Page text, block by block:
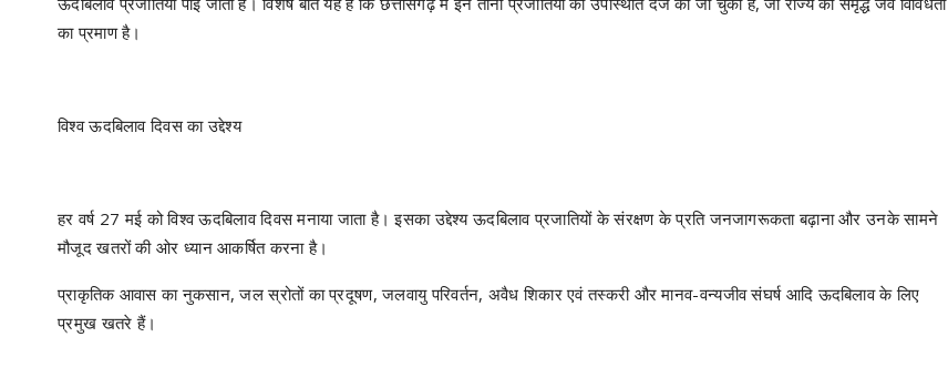
का प्रमाण है।
विश्व ऊदबिलाव दिवस का उद्देश्य
हर वर्ष 27 मई को विश्व ऊदबिलाव दिवस मनाया जाता है। इसका उद्देश्य ऊदबिलाव प्रजातियों के संरक्षण के प्रति जनजागरूकता बढ़ाना और उनके सामने
मौजूद खतरों की ओर ध्यान आकर्षित करना है।
प्राकृतिक आवास का नुकसान, जल स्रोतों का प्रदूषण, जलवायु परिवर्तन, अवैध शिकार एवं तस्करी और मानव-वन्यजीव संघर्ष आदि ऊदबिलाव के लिए
प्रमुख खतरे हैं।